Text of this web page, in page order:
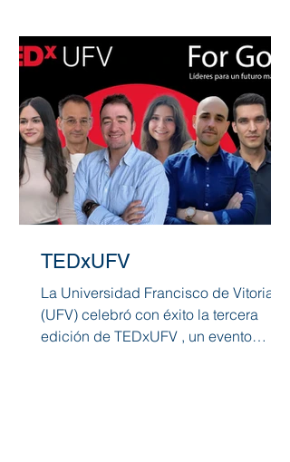
TEDxUFV
La Universidad Francisco de Vitoria
(UFV) celebró con éxito la tercera
edición de TEDxUFV , un evento